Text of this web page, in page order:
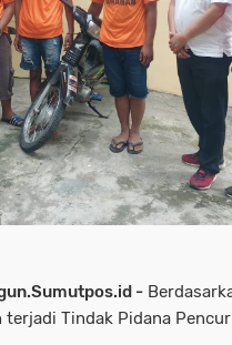
-
Tindak Pidana